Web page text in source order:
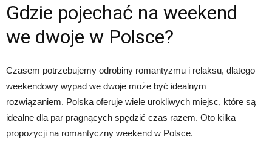
Gdzie pojechać na weekend
we dwoje w Polsce?
Czasem potrzebujemy odrobiny romantyzmu i relaksu, dlatego
weekendowy wypad we dwoje może być idealnym
rozwiązaniem. Polska oferuje wiele urokliwych miejsc, które są
idealne dla par pragnących spędzić czas razem. Oto kilka
propozycji na romantyczny weekend w Polsce.